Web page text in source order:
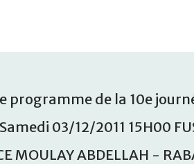
e programme de la 10e
Samedi 03/12/2011 15H00
MOULAY ABDELLAH -